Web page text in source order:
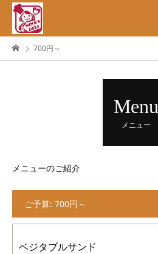
700円～
Menu
メニュー
メニューのご紹介
ご予算: 700円～
ベジタブルサンド